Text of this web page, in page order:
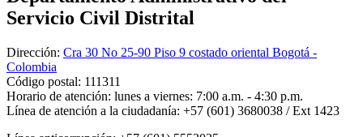
Servicio Civil Distrital
Dirección: Cra 30 No 25-90 Piso 9 costado oriental Bogotá -
Colombia
Código postal: 111311
Horario de atención: lunes a viernes: 7:00 a.m. - 4:30 p.m.
Línea de atención a la ciudadanía: +57 (601) 3680038 / Ext 1423